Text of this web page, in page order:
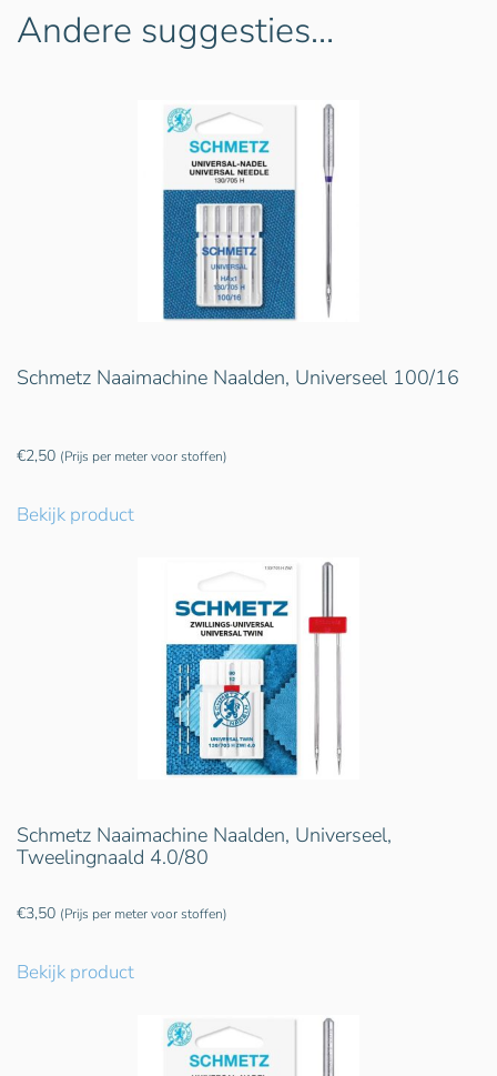
Andere suggesties…
Schmetz Naaimachine Naalden, Universeel 100/16
€2,50 (Prijs per meter voor stoffen)
Bekijk product
Schmetz Naaimachine Naalden, Universeel,
Tweelingnaald 4.0/80
€3,50 (Prijs per meter voor stoffen)
Bekijk product